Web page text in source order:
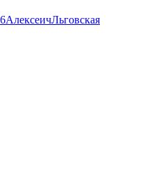
АлексеичЛьговская